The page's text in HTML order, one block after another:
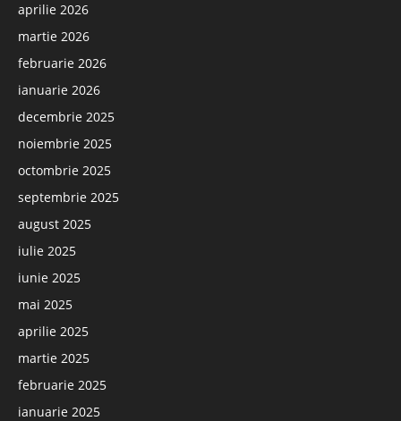
aprilie 2026
martie 2026
februarie 2026
ianuarie 2026
decembrie 2025
noiembrie 2025
octombrie 2025
septembrie 2025
august 2025
iulie 2025
iunie 2025
mai 2025
aprilie 2025
martie 2025
februarie 2025
ianuarie 2025